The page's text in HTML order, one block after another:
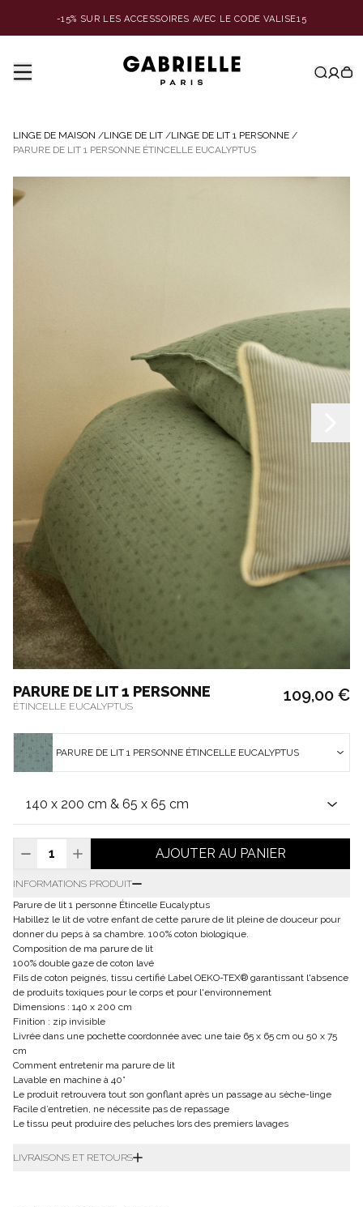
-15% SUR LES ACCESSOIRES AVEC LE CODE VALISE15
LINGE DE MAISON /LINGE DE LIT /LINGE DE LIT 1 PERSONNE /
PARURE DE LIT 1 PERSONNE ÉTINCELLE EUCALYPTUS
PARURE DE LIT 1 PERSONNE
ÉTINCELLE EUCALYPTUS
109,00 €
PARURE DE LIT 1 PERSONNE ÉTINCELLE EUCALYPTUS
AJOUTER AU PANIER
INFORMATIONS PRODUIT
Parure de lit 1 personne Étincelle Eucalyptus
Habillez le lit de votre enfant de cette parure de lit pleine de douceur pour
donner du peps à sa chambre. 100% coton biologique.
Composition de ma parure de lit
100% double gaze de coton lavé
Fils de coton peignés, tissu certifié Label OEKO-TEX® garantissant l'absence
de produits toxiques pour le corps et pour l'environnement
Dimensions : 140 x 200 cm
Finition : zip invisible
Livrée dans une pochette coordonnée avec une taie 65 x 65 cm ou 50 x 75
cm
Comment entretenir ma parure de lit
Lavable en machine à 40°
Le produit retrouvera tout son gonflant après un passage au sèche-linge
Facile d’entretien, ne nécessite pas de repassage
Le tissu peut produire des peluches lors des premiers lavages
LIVRAISONS ET RETOURS